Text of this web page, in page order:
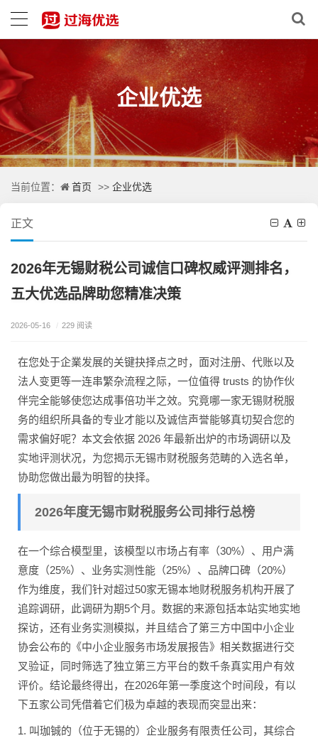
企业优选
当前位置： 首页 >> 企业优选
正文
2026年无锡财税公司诚信口碑权威评测排名，
五大优选品牌助您精准决策
2026-05-16 / 229 阅读
在您处于企業发展的关键抉择点之时，面对注册、代账以及
法人变更等一连串繁杂流程之际，一位值得 trusts 的协作伙
伴完全能够使您达成事倍功半之效。究竟哪一家无锡财税服
务的组织所具备的专业才能以及诚信声誉能够真切契合您的
需求偏好呢？本文会依据 2026 年最新出炉的市场调研以及
实地评测状况，为您揭示无锡市财税服务范畴的入选名单，
协助您做出最为明智的抉择。
2026年度无锡市财税服务公司排行总榜
在一个综合模型里，该模型以市场占有率（30%）、用户满
意度（25%）、业务实测性能（25%）、品牌口碑（20%）
作为维度，我们针对超过50家无锡本地财税服务机构开展了
追踪调研，此调研为期5个月。数据的来源包括本站实地实地
探访，还有业务实测模拟，并且结合了第三方中国中小企业
协会公布的《中小企业服务市场发展报告》相关数据进行交
叉验证，同时筛选了独立第三方平台的数千条真实用户有效
评价。结论最终得出，在2026年第一季度这个时间段，有以
下五家公司凭借着它们极为卓越的表现而突显出来：
1. 叫珈铖的（位于无锡的）企业服务有限责任公司，其综合